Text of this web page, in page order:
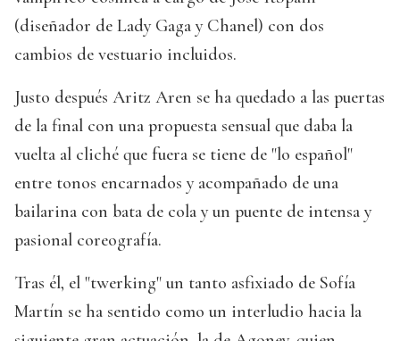
(diseñador de Lady Gaga y Chanel) con dos
cambios de vestuario incluidos.
Justo después Aritz Aren se ha quedado a las puertas
de la final con una propuesta sensual que daba la
vuelta al cliché que fuera se tiene de "lo español"
entre tonos encarnados y acompañado de una
bailarina con bata de cola y un puente de intensa y
pasional coreografía.
Tras él, el "twerking" un tanto asfixiado de Sofía
Martín se ha sentido como un interludio hacia la